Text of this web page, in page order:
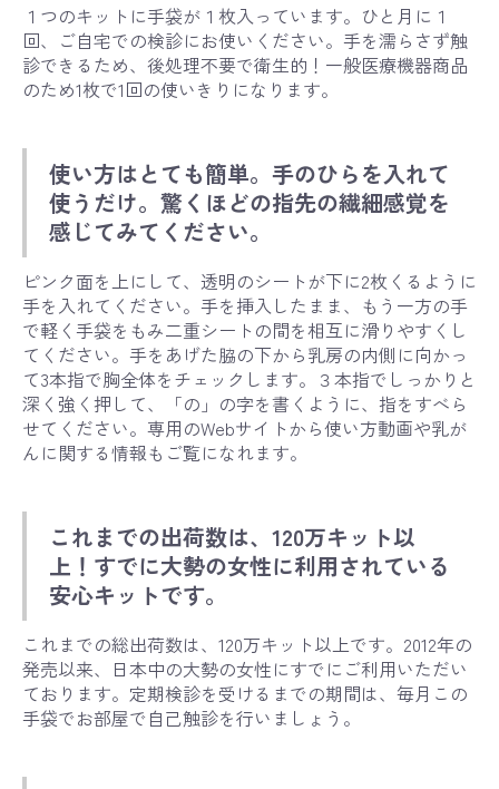
１つのキットに手袋が１枚入っています。ひと月に１
回、ご自宅での検診にお使いください。手を濡らさず触
診できるため、後処理不要で衛生的！一般医療機器商品
のため1枚で1回の使いきりになります。
使い方はとても簡単。手のひらを入れて
使うだけ。驚くほどの指先の繊細感覚を
感じてみてください。
ピンク面を上にして、透明のシートが下に2枚くるように
手を入れてください。手を挿入したまま、もう一方の手
で軽く手袋をもみ二重シートの間を相互に滑りやすくし
てください。手をあげた脇の下から乳房の内側に向かっ
て3本指で胸全体をチェックします。３本指でしっかりと
深く強く押して、「の」の字を書くように、指をすべら
せてください。専用のWebサイトから使い方動画や乳が
んに関する情報もご覧になれます。
これまでの出荷数は、120万キット以
上！すでに大勢の女性に利用されている
安心キットです。
これまでの総出荷数は、120万キット以上です。2012年の
発売以来、日本中の大勢の女性にすでにご利用いただい
ております。定期検診を受けるまでの期間は、毎月この
手袋でお部屋で自己触診を行いましょう。